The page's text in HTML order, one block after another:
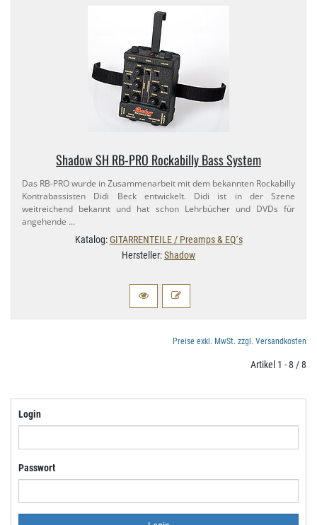
Shadow SH RB-​PRO Rockabilly Bass System
Das RB-​PRO wurde in Zusammenarbeit mit dem bekannten Rockabilly
Kontrabassisten Didi Beck entwickelt. Didi ist in der Szene
weitreichend bekannt und hat schon Lehrbücher und DVDs für
angehende …
Katalog:GITARRENTEILE / Preamps & EQ´s
Hersteller:Shadow
Preise exkl. MwSt. zzgl. Versandkosten
Artikel 1 - 8 / 8
Login
Passwort